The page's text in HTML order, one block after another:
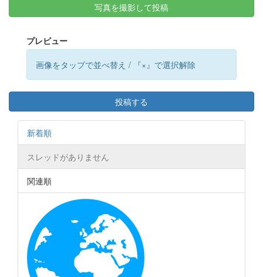
写真を撮影して投稿
プレビュー
画像をタップで並べ替え / 『×』で選択解除
投稿する
新着順
スレッドがありません
関連順